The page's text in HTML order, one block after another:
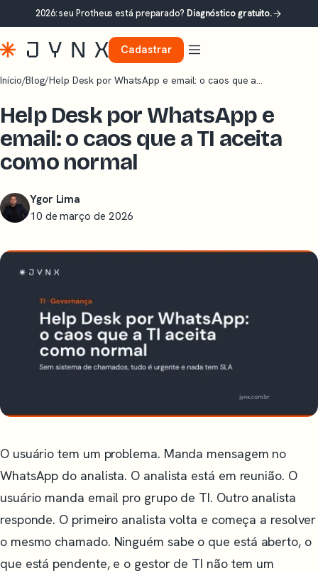
2026: seu Protheus está preparado? Diagnóstico gratuito.
Cadastrar
Início/Blog/Help Desk por WhatsApp e email: o caos que a…
Help Desk por WhatsApp e
email: o caos que a TI aceita
como normal
Ygor Lima
10 de março de 2026
O usuário tem um problema. Manda mensagem no
WhatsApp do analista. O analista está em reunião. O
usuário manda email pro grupo de TI. Outro analista
responde. O primeiro analista volta e começa a resolver
o mesmo chamado. Ninguém sabe o que está aberto, o
que está pendente, e o gestor de TI não tem um